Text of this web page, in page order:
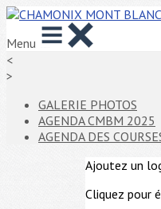
Menu
<
>
GALERIE PHOTOS
AGENDA CMBM 2025
AGENDA DES
Ajoutez un
Cliquez pour